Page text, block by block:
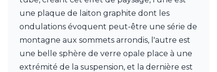
Gau Lighting
Hind Rabii
Hisle
Holtkötter
Hudson Valley
une plaque de laiton graphite dont les
ondulations évoquent peut-être une série de
montagne aux sommets arrondis, l'autre est
une belle sphère de verre opale place à une
extrémité de la suspension, et la dernière est